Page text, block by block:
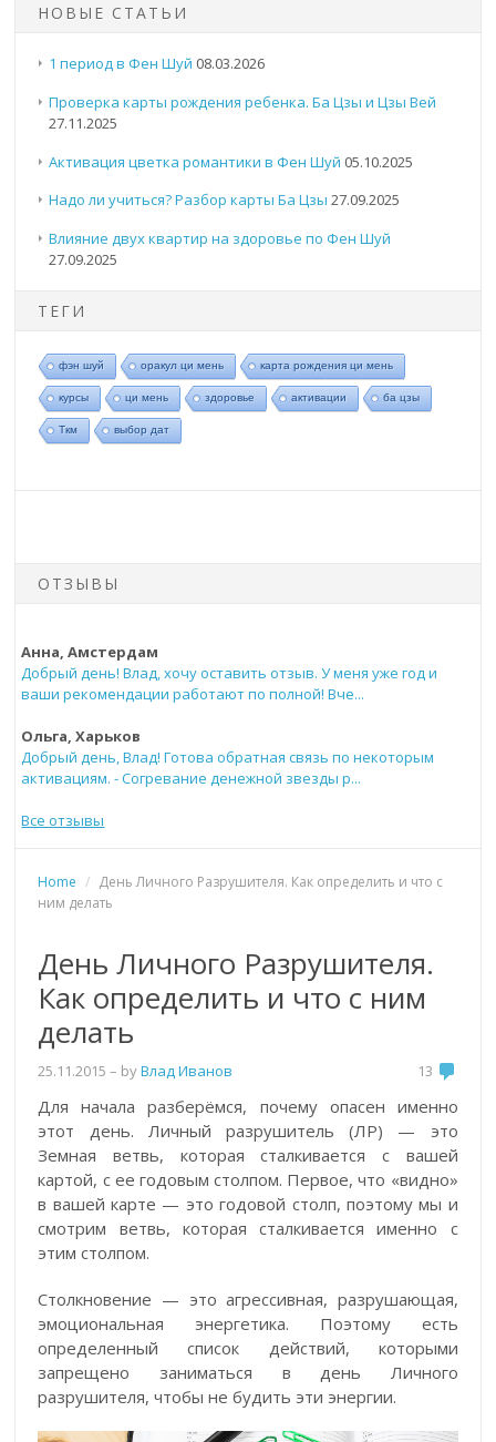
НОВЫЕ СТАТЬИ
1 период в Фен Шуй 08.03.2026
Проверка карты рождения ребенка. Ба Цзы и Цзы Вей
27.11.2025
Активация цветка романтики в Фен Шуй 05.10.2025
Надо ли учиться? Разбор карты Ба Цзы 27.09.2025
Влияние двух квартир на здоровье по Фен Шуй
27.09.2025
ТЕГИ
фэн шуй оракул ци мень карта рождения ци мень
курсы ци мень здоровье активации ба цзы
Ткм выбор дат
ОТЗЫВЫ
Анна, Амстердам
Добрый день! Влад, хочу оставить отзыв. У меня уже год и
ваши рекомендации работают по полной! Вче...
Ольга, Харьков
Добрый день, Влад! Готова обратная связь по некоторым
активациям. - Согревание денежной звезды р...
Все отзывы
Home / День Личного Разрушителя. Как определить и что с
ним делать
День Личного Разрушителя.
Как определить и что с ним
делать
25.11.2015 – byВлад Иванов 13
Для начала разберёмся, почему опасен именно
этот день. Личный разрушитель (ЛР) — это
Земная ветвь, которая сталкивается с вашей
картой, с ее годовым столпом. Первое, что «видно»
в вашей карте — это годовой столп, поэтому мы и
смотрим ветвь, которая сталкивается именно с
этим столпом.
Столкновение — это агрессивная, разрушающая,
эмоциональная энергетика. Поэтому есть
определенный список действий, которыми
запрещено заниматься в день Личного
разрушителя, чтобы не будить эти энергии.